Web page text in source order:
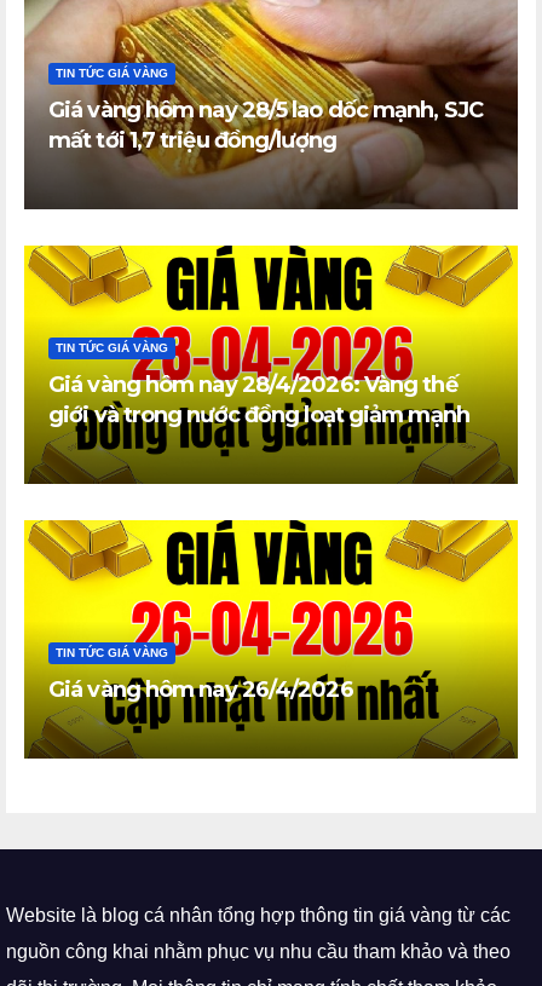
TIN TỨC GIÁ VÀNG
Giá vàng hôm nay 28/5 lao dốc mạnh, SJC
mất tới 1,7 triệu đồng/lượng
TIN TỨC GIÁ VÀNG
Giá vàng hôm nay 28/4/2026: Vàng thế
giới và trong nước đồng loạt giảm mạnh
TIN TỨC GIÁ VÀNG
Giá vàng hôm nay 26/4/2026
Website là blog cá nhân tổng hợp thông tin giá vàng từ các
nguồn công khai nhằm phục vụ nhu cầu tham khảo và theo